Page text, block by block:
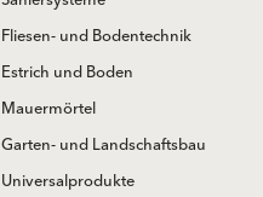
Fliesen- und Bodentechnik
Estrich und Boden
Mauermörtel
Garten- und Landschaftsbau
Universalprodukte